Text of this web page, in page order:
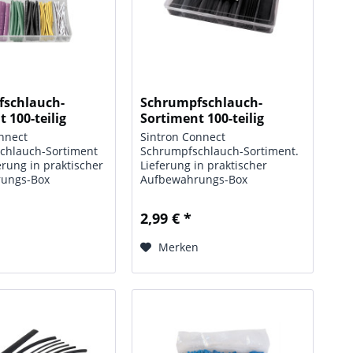
100-teilig
Sortiment
in praktischer
Box
10 mm (6 St.),
Schrumpfschlauch-
Sortiment 100-teilig
schwarz, Box
Sintron Connect
Schrumpfschlauch-Sortiment.
Lieferung in praktischer
Aufbewahrungs-Box
Maße: (L x T x H) 205 x 110 x 30
mm); Farbe: schwarz; Inhalts-
2,99 € *
Merken